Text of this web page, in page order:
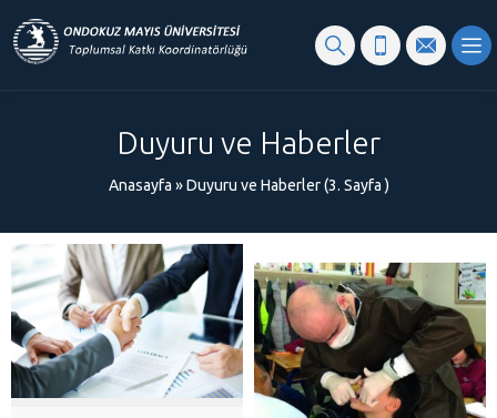
Duyuru ve Haberler
Anasayfa »Duyuru ve Haberler(3. Sayfa )